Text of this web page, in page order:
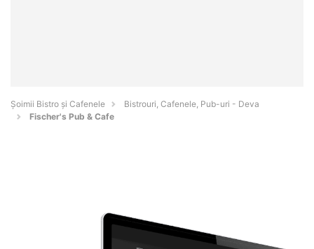
Șoimii Bistro și Cafenele
Bistrouri, Cafenele, Pub-uri - Deva
Fischer's Pub & Cafe